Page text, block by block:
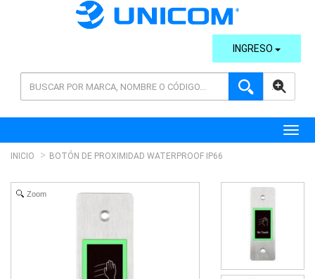
AVANZADA
INGRESO
INICIO BOTÓN DE PROXIMIDAD WATERPROOF IP66
Zoom